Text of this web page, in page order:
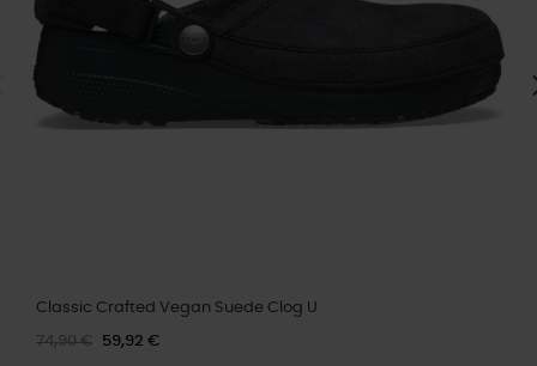
Classic Crafted Vegan Suede Clog U
74,90 € 59,92 €